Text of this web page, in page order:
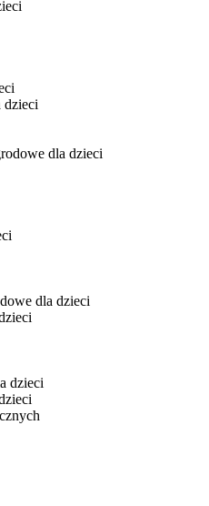
dzieci
dla dzieci
dla dzieci
dzieci